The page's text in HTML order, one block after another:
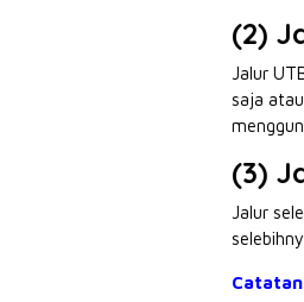
(2)
Jalur
saja
(3)
Jalur